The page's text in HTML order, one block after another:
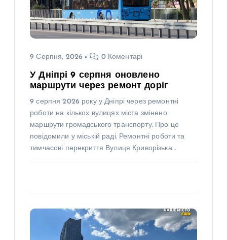
9 Серпня, 2026 0 Коментарі
У Дніпрі 9 серпня оновлено
маршрути через ремонт доріг
9 серпня 2026 року у Дніпрі через ремонтні
роботи на кількох вулицях міста змінено
маршрути громадського транспорту. Про це
повідомили у міській раді. Ремонтні роботи та
тимчасові перекриття Вулиця Криворізька…